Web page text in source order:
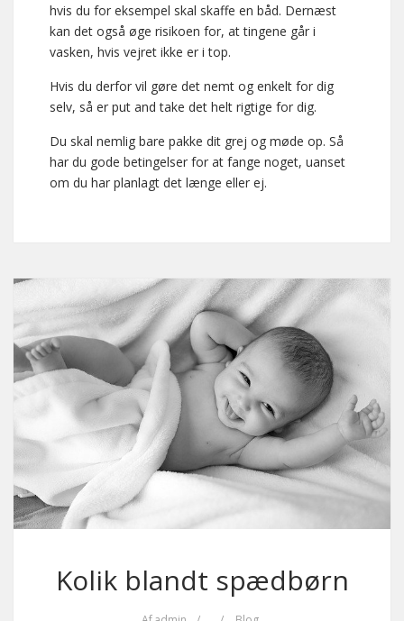
hvis du for eksempel skal skaffe en båd. Dernæst
kan det også øge risikoen for, at tingene går i
vasken, hvis vejret ikke er i top.
Hvis du derfor vil gøre det nemt og enkelt for dig
selv, så er put and take det helt rigtige for dig.
Du skal nemlig bare pakke dit grej og møde op. Så
har du gode betingelser for at fange noget, uanset
om du har planlagt det længe eller ej.
Kolik blandt spædbørn